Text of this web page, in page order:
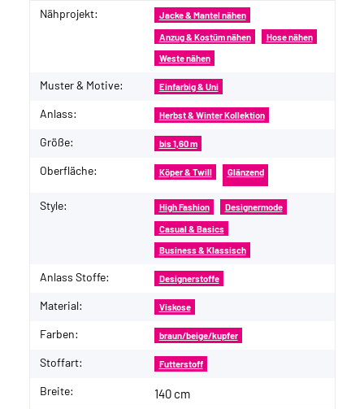
Produkteigenschaft
Wert
Nähprojekt: Jacke & Mantel nähen
Anzug & Kostüm nähen Hose nähen
Weste nähen
Muster & Motive: Einfarbig & Uni
Anlass: Herbst & Winter Kollektion
Größe: bis 1,60 m
Oberfläche: Köper & Twill Glänzend
Style: High Fashion Designermode
Casual & Basics
Business & Klassisch
Anlass Stoffe: Designerstoffe
Material: Viskose
Farben: braun/beige/kupfer
Stoffart: Futterstoff
Breite: 140 cm